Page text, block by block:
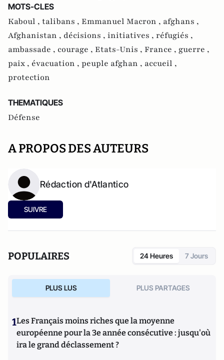
MOTS-CLES
Kaboul , talibans , Emmanuel Macron , afghans ,
Afghanistan , décisions , initiatives , réfugiés ,
ambassade , courage , Etats-Unis , France , guerre ,
paix , évacuation , peuple afghan , accueil ,
protection
THEMATIQUES
Défense
A PROPOS DES AUTEURS
Rédaction d'Atlantico
SUIVRE
POPULAIRES 24 Heures 7 Jours
PLUS LUS PLUS PARTAGES
1Les Français moins riches que la moyenne
européenne pour la 3e année consécutive : jusqu'où
ira le grand déclassement ?